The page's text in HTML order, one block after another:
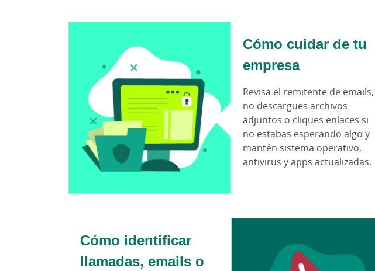
Cómo cuidar de tu
empresa
Revisa el remitente de emails,
no descargues archivos
adjuntos o cliques enlaces si
no estabas esperando algo y
mantén sistema operativo,
antivirus y apps actualizadas.
Cómo identificar
llamadas, emails o